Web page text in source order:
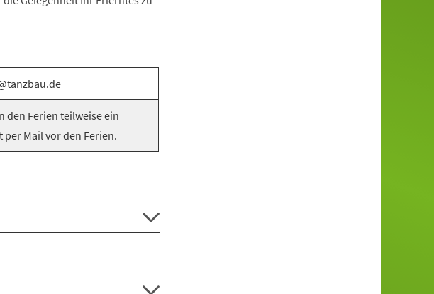
den Ferien teilweise ein
Mail vor den Ferien.